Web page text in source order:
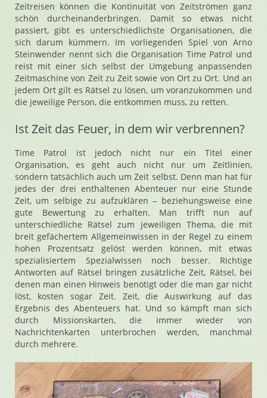
Zeitreisen können die Kontinuität von Zeitströmen ganz
schön durcheinanderbringen. Damit so etwas nicht
passiert, gibt es unterschiedlichste Organisationen, die
sich darum kümmern. Im vorliegenden Spiel von Arno
Steinwender nennt sich die Organisation Time Patrol und
reist mit einer sich selbst der Umgebung anpassenden
Zeitmaschine von Zeit zu Zeit sowie von Ort zu Ort. Und an
jedem Ort gilt es Rätsel zu lösen, um voranzukommen und
die jeweilige Person, die entkommen muss, zu retten.
Ist Zeit das Feuer, in dem wir verbrennen?
Time Patrol ist jedoch nicht nur ein Titel einer
Organisation, es geht auch nicht nur um Zeitlinien,
sondern tatsächlich auch um Zeit selbst. Denn man hat für
jedes der drei enthaltenen Abenteuer nur eine Stunde
Zeit, um selbige zu aufzuklären – beziehungsweise eine
gute Bewertung zu erhalten. Man trifft nun auf
unterschiedliche Rätsel zum jeweiligen Thema, die mit
breit gefächertem Allgemeinwissen in der Regel zu einem
hohen Prozentsatz gelöst werden können, mit etwas
spezialisiertem Spezialwissen noch besser. Richtige
Antworten auf Rätsel bringen zusätzliche Zeit, Rätsel, bei
denen man einen Hinweis benötigt oder die man gar nicht
löst, kosten sogar Zeit. Zeit, die Auswirkung auf das
Ergebnis des Abenteuers hat. Und so kämpft man sich
durch Missionskarten, die immer wieder von
Nachrichtenkarten unterbrochen werden, manchmal
durch mehrere.